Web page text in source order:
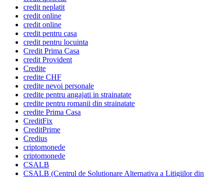
credit neplatit
credit online
credit online
credit pentru casa
credit pentru locuinta
Credit Prima Casa
credit Provident
Credite
credite CHF
credite nevoi personale
credite pentru angajati in strainatate
credite pentru romanii din strainatate
credite Prima Casa
CreditFix
CreditPrime
Credius
criptomonede
criptomonede
CSALB
CSALB (Centrul de Solutionare Alternativa a Litigiilor din